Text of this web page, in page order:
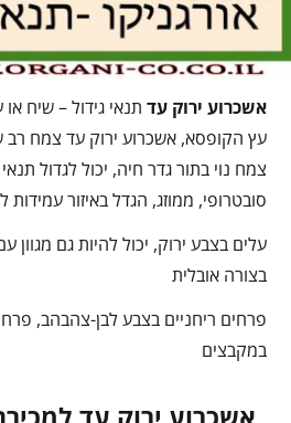
אשכרוע ירוק עד תנאי גידול – שיח
עץ הקופסא, אשכרוע ירוק עד צמח
צמח נוי בתור גדר חיה, יכול לגדול
סובטרופי, ממוזג, הגדל באיזור עמידות
עלים בצבע ירוק, יכול להיות גם מגוון
בצורה אובלית
פרחים ריחניים בצבע לבן-צהבהב,
במקבצים